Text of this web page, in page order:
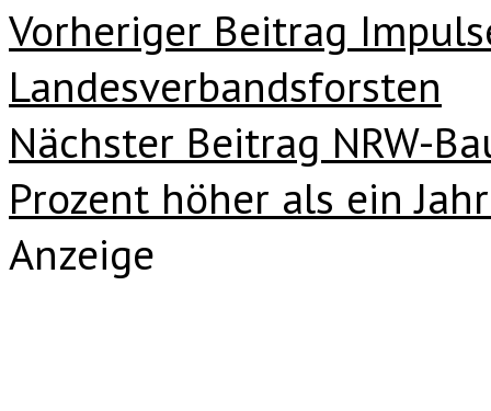
Beitragsnavigation
Vorheriger Beitrag
Landesverbandsforsten
Nächster Beitrag NRW-
Prozent höher als ein
Anzeige